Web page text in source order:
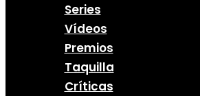
Series
Vídeos
Premios
Taquilla
Críticas